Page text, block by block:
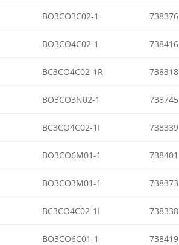
BO3CO3C02-1 738376
BO3CO4C02-1 738416
BC3CO4C02-1R 738318
BO3CO3N02-1 738745
BC3CO4C02-1I 738339
BO3CO6M01-1 738401
BO3CO3M01-1 738373
BC3CO4C02-1I 738338
BO3CO6C01-1 738419